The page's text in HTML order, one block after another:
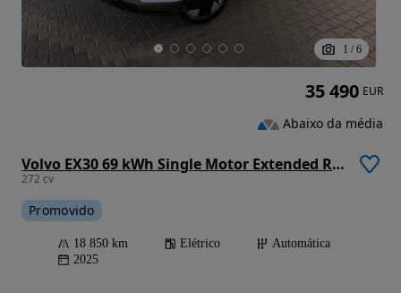
1 / 6
Volvo EX30 69 kWh Single Motor Extended Range Plus
272 cv
Promovido
18 850 km Elétrico
Automática
2025
35 490 EUR
Abaixo da média